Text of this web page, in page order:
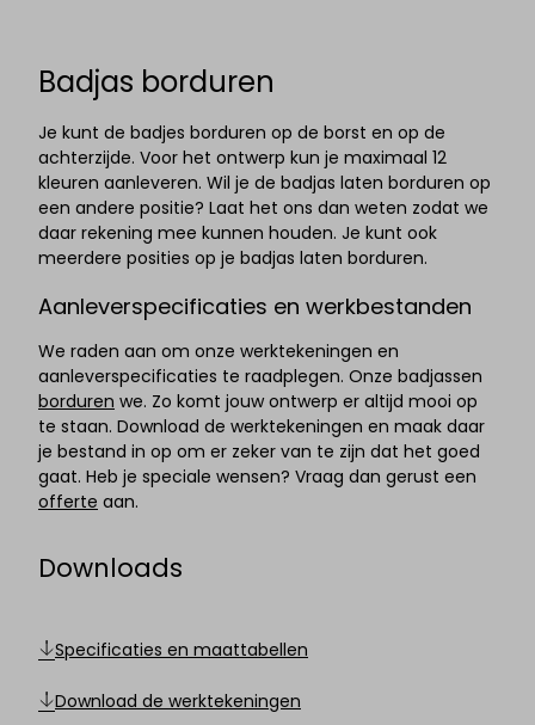
Badjas borduren
Je kunt de badjes borduren op de borst en op de
achterzijde. Voor het ontwerp kun je maximaal 12
kleuren aanleveren. Wil je de badjas laten borduren op
een andere positie? Laat het ons dan weten zodat we
daar rekening mee kunnen houden. Je kunt ook
meerdere posities op je badjas laten borduren.
Aanleverspecificaties en werkbestanden
We raden aan om onze werktekeningen en
aanleverspecificaties te raadplegen. Onze badjassen
borduren we. Zo komt jouw ontwerp er altijd mooi op
te staan. Download de werktekeningen en maak daar
je bestand in op om er zeker van te zijn dat het goed
gaat. Heb je speciale wensen? Vraag dan gerust een
offerte aan.
Downloads
Specificaties en maattabellen
Download de werktekeningen